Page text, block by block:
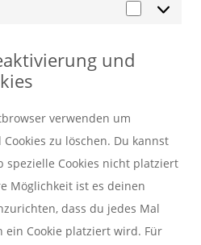
Marketing
und
verwenden um
zu löschen. Du kannst
spezielle Cookies nicht platziert
Möglichkeit ist es deinen
dass du jedes Mal
Cookie platziert wird. Für